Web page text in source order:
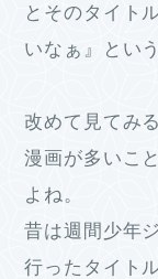
とそのタイト
いなぁ』とい
改めて見てみ
漫画が多いこ
よね。
昔は週間少年
行ったタイト